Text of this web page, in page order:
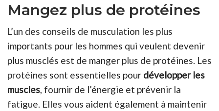
Mangez plus de protéines
L’un des conseils de musculation les plus
importants pour les hommes qui veulent devenir
plus musclés est de manger plus de protéines. Les
protéines sont essentielles pour développer les
muscles, fournir de l’énergie et prévenir la
fatigue. Elles vous aident également à maintenir